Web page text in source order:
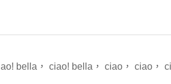
bella， ciao! bella， ciao， ciao，